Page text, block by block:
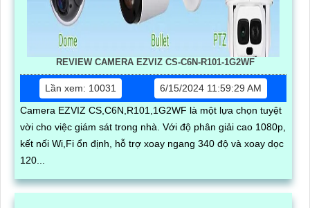
REVIEW CAMERA EZVIZ CS-C6N-R101-1G2WF
Lần xem: 10031
6/15/2024 11:59:29 AM
Camera EZVIZ CS,C6N,R101,1G2WF là một lựa chọn tuyệt
vời cho việc giám sát trong nhà. Với độ phân giải cao 1080p,
kết nối Wi,Fi ổn định, hỗ trợ xoay ngang 340 độ và xoay dọc
120...